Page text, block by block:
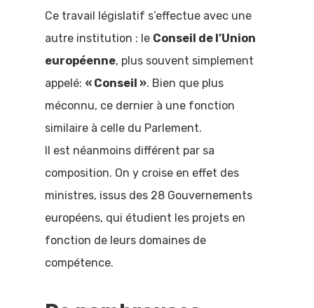
Ce travail législatif s’effectue avec une
autre institution : le Conseil de l’Union
européenne, plus souvent simplement
appelé: « Conseil ». Bien que plus
méconnu, ce dernier à une fonction
similaire à celle du Parlement.
Il est néanmoins différent par sa
composition. On y croise en effet des
ministres, issus des 28 Gouvernements
européens, qui étudient les projets en
fonction de leurs domaines de
compétence.